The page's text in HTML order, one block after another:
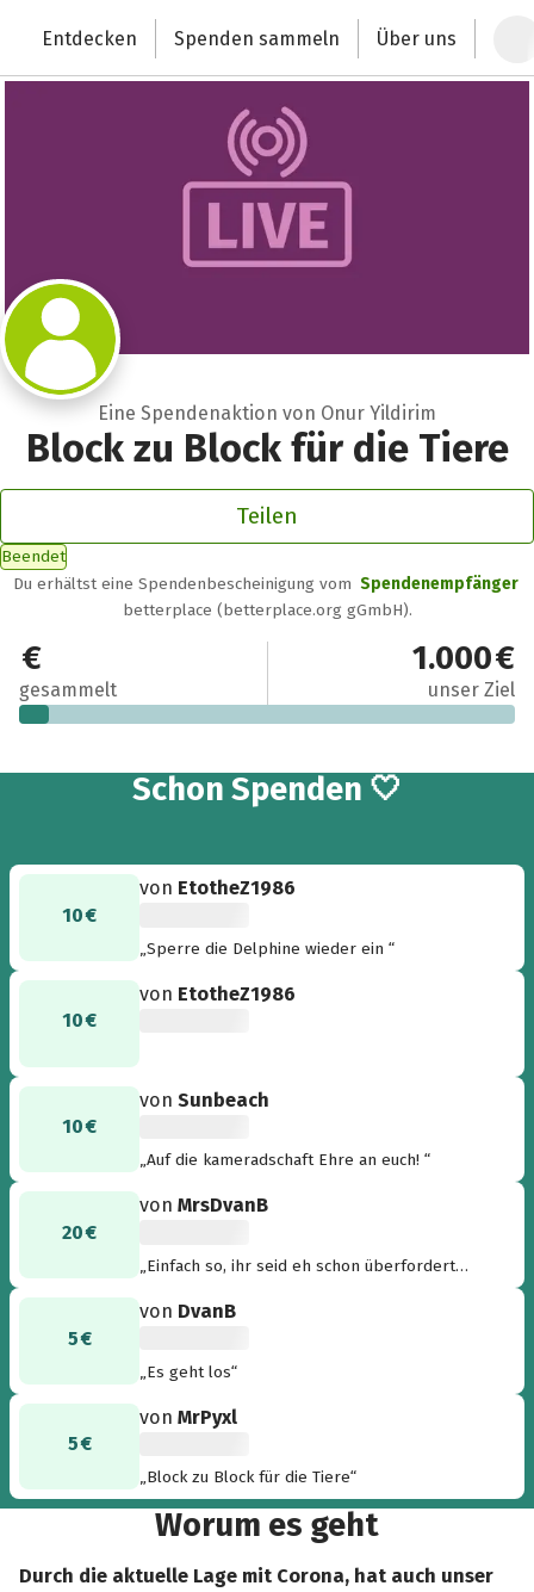
Deutschlands größte Spendenplattform
Entdecken Spenden sammeln Über uns
Eine Spendenaktion von Onur Yildirim
Block zu Block für die Tiere
Teilen
Beendet
Du erhältst eine Spendenbescheinigung vom Spendenempfänger
betterplace (betterplace.org gGmbH).
60 €
gesammelt
1.000 €
unser Ziel
Schon 6
Spenden 🤍
10 €
von EtotheZ1986
„Sperre die Delphine wieder ein “
10 €
von EtotheZ1986
10 €
vonSunbeach
„Auf die kameradschaft Ehre an euch! “
20 €
vonMrsDvanB
„Einfach so, ihr seid eh schon überfordert
5 €
von DvanB
„Es geht los“
5 €
vonMrPyxl
„Block zu Block für die Tiere“
Worum es geht
Durch die aktuelle Lage mit Corona, hat auch unser